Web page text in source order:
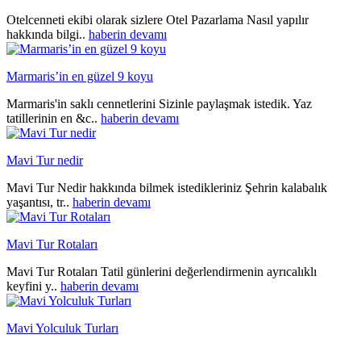
Otelcenneti ekibi olarak sizlere Otel Pazarlama Nasıl yapılır
hakkında bilgi.. haberin devamı
Marmaris’in en güzel 9 koyu
Marmaris'in saklı cennetlerini Sizinle paylaşmak istedik. Yaz
tatillerinin en &c.. haberin devamı
Mavi Tur nedir
Mavi Tur Nedir hakkında bilmek istedikleriniz Şehrin kalabalık
yaşantısı, tr.. haberin devamı
Mavi Tur Rotaları
Mavi Tur Rotaları Tatil günlerini değerlendirmenin ayrıcalıklı
keyfini y.. haberin devamı
Mavi Yolculuk Turları